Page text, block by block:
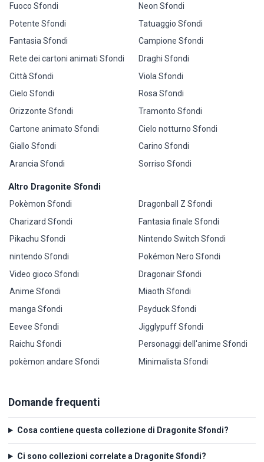
Fuoco Sfondi
Potente Sfondi
Fantasia Sfondi
Rete dei cartoni animati Sfondi
Città Sfondi
Cielo Sfondi
Orizzonte Sfondi
Cartone animato Sfondi
Giallo Sfondi
Arancia Sfondi
Neon Sfondi
Tatuaggio Sfondi
Campione Sfondi
Draghi Sfondi
Viola Sfondi
Rosa Sfondi
Tramonto Sfondi
Cielo notturno Sfondi
Carino Sfondi
Sorriso Sfondi
Altro Dragonite Sfondi
Pokèmon Sfondi
Charizard Sfondi
Pikachu Sfondi
nintendo Sfondi
Video gioco Sfondi
Anime Sfondi
manga Sfondi
Eevee Sfondi
Raichu Sfondi
pokèmon andare Sfondi
Dragonball Z Sfondi
Fantasia finale Sfondi
Nintendo Switch Sfondi
Pokémon Nero Sfondi
Dragonair Sfondi
Miaoth Sfondi
Psyduck Sfondi
Jigglypuff Sfondi
Personaggi dell'anime Sfondi
Minimalista Sfondi
Domande frequenti
Cosa contiene questa collezione di Dragonite Sfondi?
Ci sono collezioni correlate a Dragonite Sfondi?